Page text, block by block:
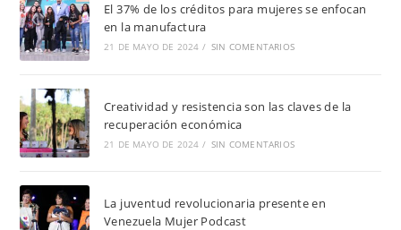
El 37% de los créditos para mujeres se enfocan
en la manufactura
21 DE MAYO DE 2024 / SIN COMENTARIOS
Creatividad y resistencia son las claves de la
recuperación económica
21 DE MAYO DE 2024 / SIN COMENTARIOS
La juventud revolucionaria presente en
Venezuela Mujer Podcast